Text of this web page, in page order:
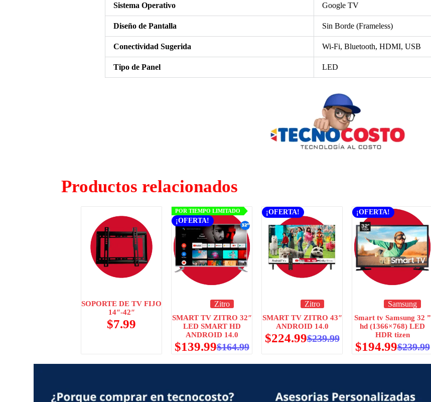
Sistema Operativo Google TV
Diseño de Pantalla Sin Borde (Frameless)
Conectividad Sugerida Wi-Fi, Bluetooth, HDMI, USB
Tipo de Panel LED
Productos relacionados
SOPORTE DE TV FIJO
14″-42″
$7.99
POR TIEMPO LIMITADO
¡OFERTA!
Zitro
SMART TV ZITRO 32″
LED SMART HD
ANDROID 14.0
$164.99
$139.99
¡OFERTA!
Zitro
SMART TV ZITRO 43″
ANDROID 14.0
$239.99
$224.99
¡OFERTA!
Samsung
Smart tv Samsung 32 ”
hd (1366×768) LED
HDR tizen
$239.99
$194.99